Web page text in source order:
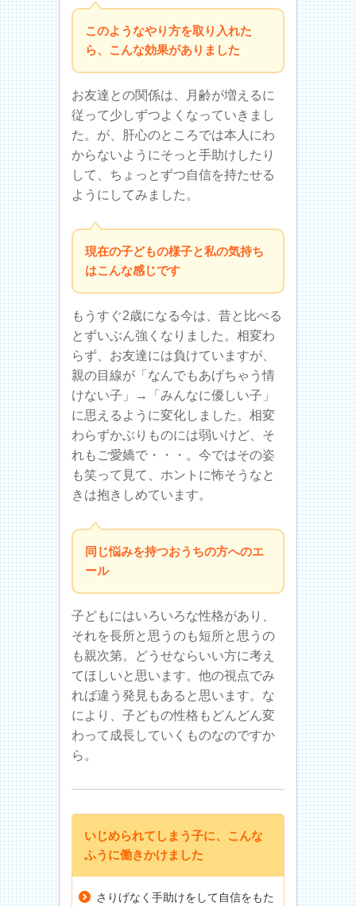
このようなやり方を取り入れた
ら、こんな効果がありました
お友達との関係は、月齢が増えるに
従って少しずつよくなっていきまし
た。が、肝心のところでは本人にわ
からないようにそっと手助けしたり
して、ちょっとずつ自信を持たせる
ようにしてみました。
現在の子どもの様子と私の気持ち
はこんな感じです
もうすぐ2歳になる今は、昔と比べる
とずいぶん強くなりました。相変わ
らず、お友達には負けていますが、
親の目線が「なんでもあげちゃう情
けない子」→「みんなに優しい子」
に思えるように変化しました。相変
わらずかぶりものには弱いけど、そ
れもご愛嬌で・・・。今ではその姿
も笑って見て、ホントに怖そうなと
きは抱きしめています。
同じ悩みを持つおうちの方へのエ
ール
子どもにはいろいろな性格があり、
それを長所と思うのも短所と思うの
も親次第。どうせならいい方に考え
てほしいと思います。他の視点でみ
れば違う発見もあると思います。な
により、子どもの性格もどんどん変
わって成長していくものなのですか
ら。
いじめられてしまう子に、こんな
ふうに働きかけました
さりげなく手助けをして自信をもた